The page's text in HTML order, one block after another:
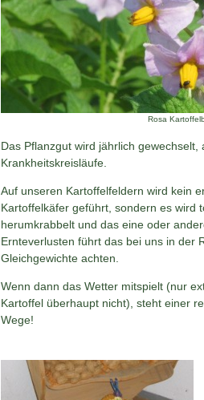
Rosa
Das Pflanzgut wird jährlich gewechselt,
Krankheitskreisläufe.
Auf unseren Kartoffelfeldern wird kein
Kartoffelkäfer geführt, sondern es wird
herumkrabbelt und das eine oder
Ernteverlusten führt das bei uns in der
Gleichgewichte achten.
Wenn dann das Wetter mitspielt (nur
Kartoffel überhaupt nicht), steht einer
Wege!